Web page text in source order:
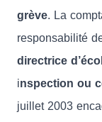
grève. La
responsabilité
directrice
inspection ou
juillet 2003